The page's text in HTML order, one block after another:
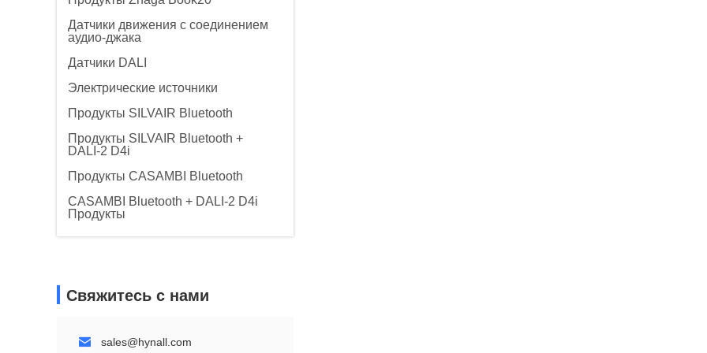
Датчики движения с соединением
аудио-джака
Датчики DALI
Электрические источники
Продукты SILVAIR Bluetooth
Продукты SILVAIR Bluetooth +
DALI-2 D4i
Продукты CASAMBI Bluetooth
CASAMBI Bluetooth + DALI-2 D4i
Продукты
Свяжитесь с нами
sales@hynall.com